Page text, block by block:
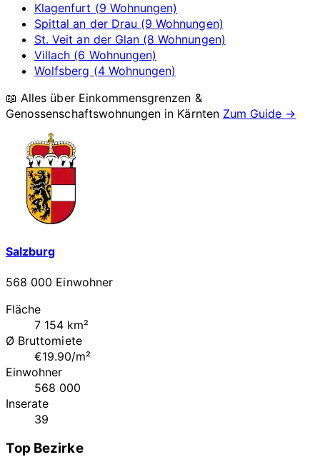
Klagenfurt (9 Wohnungen)
Spittal an der Drau (9 Wohnungen)
St. Veit an der Glan (8 Wohnungen)
Villach (6 Wohnungen)
Wolfsberg (4 Wohnungen)
📖 Alles über Einkommensgrenzen &
Genossenschaftswohnungen in Kärnten Zum Guide →
Salzburg
568 000 Einwohner
Fläche
7 154 km²
Ø Bruttomiete
€19.90/m²
Einwohner
568 000
Inserate
39
Top Bezirke